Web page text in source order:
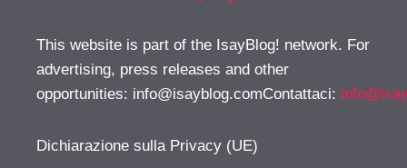
This website is part of the IsayBlog! network. For
advertising, press releases and other
opportunities: info@isayblog.comContattaci:
Dichiarazione sulla Privacy (UE)